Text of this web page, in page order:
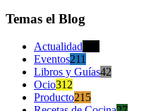
Temas el Blog
Actualidad
Eventos211
Libros y Guías42
Ocio312
Producto215